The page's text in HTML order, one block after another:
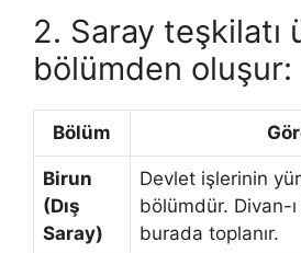
2. Saray teşkilatı
bölümden oluşur:
Bölüm
Birun
(Dış
Saray)
Devlet işlerinin
bölümdür. Divan-
burada toplanır.